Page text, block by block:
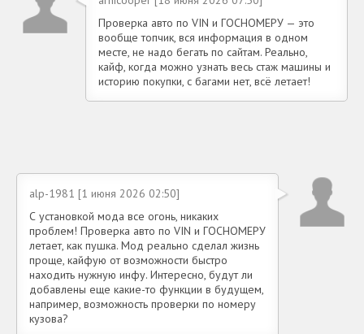
Проверка авто по VIN и ГОСНОМЕРУ — это
вообще топчик, вся информация в одном
месте, не надо бегать по сайтам. Реально,
кайф, когда можно узнать весь стаж машины и
историю покупки, с багами нет, всё летает!
alp-1981 [1 июня 2026 02:50]
С установкой мода все огонь, никаких
проблем! Проверка авто по VIN и ГОСНОМЕРУ
летает, как пушка. Мод реально сделал жизнь
проще, кайфую от возможности быстро
находить нужную инфу. Интересно, будут ли
добавлены еще какие-то функции в будущем,
например, возможность проверки по номеру
кузова?